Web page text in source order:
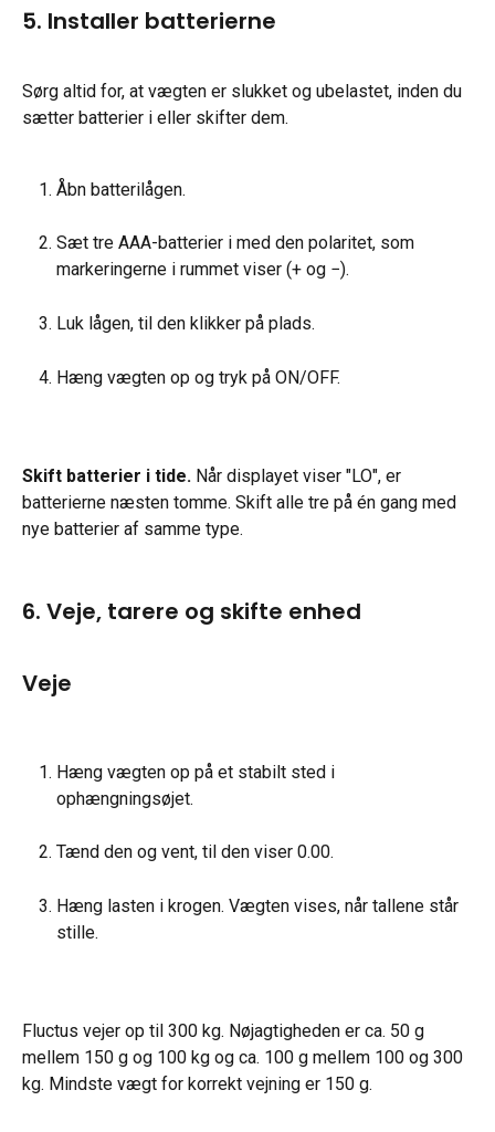
5. Installer batterierne
Sørg altid for, at vægten er slukket og ubelastet, inden du
sætter batterier i eller skifter dem.
Åbn batterilågen.
Sæt tre AAA-batterier i med den polaritet, som
markeringerne i rummet viser (+ og −).
Luk lågen, til den klikker på plads.
Hæng vægten op og tryk på ON/OFF.
Skift batterier i tide. Når displayet viser "LO", er
batterierne næsten tomme. Skift alle tre på én gang med
nye batterier af samme type.
6. Veje, tarere og skifte enhed
Veje
Hæng vægten op på et stabilt sted i
ophængningsøjet.
Tænd den og vent, til den viser 0.00.
Hæng lasten i krogen. Vægten vises, når tallene står
stille.
Fluctus vejer op til 300 kg. Nøjagtigheden er ca. 50 g
mellem 150 g og 100 kg og ca. 100 g mellem 100 og 300
kg. Mindste vægt for korrekt vejning er 150 g.